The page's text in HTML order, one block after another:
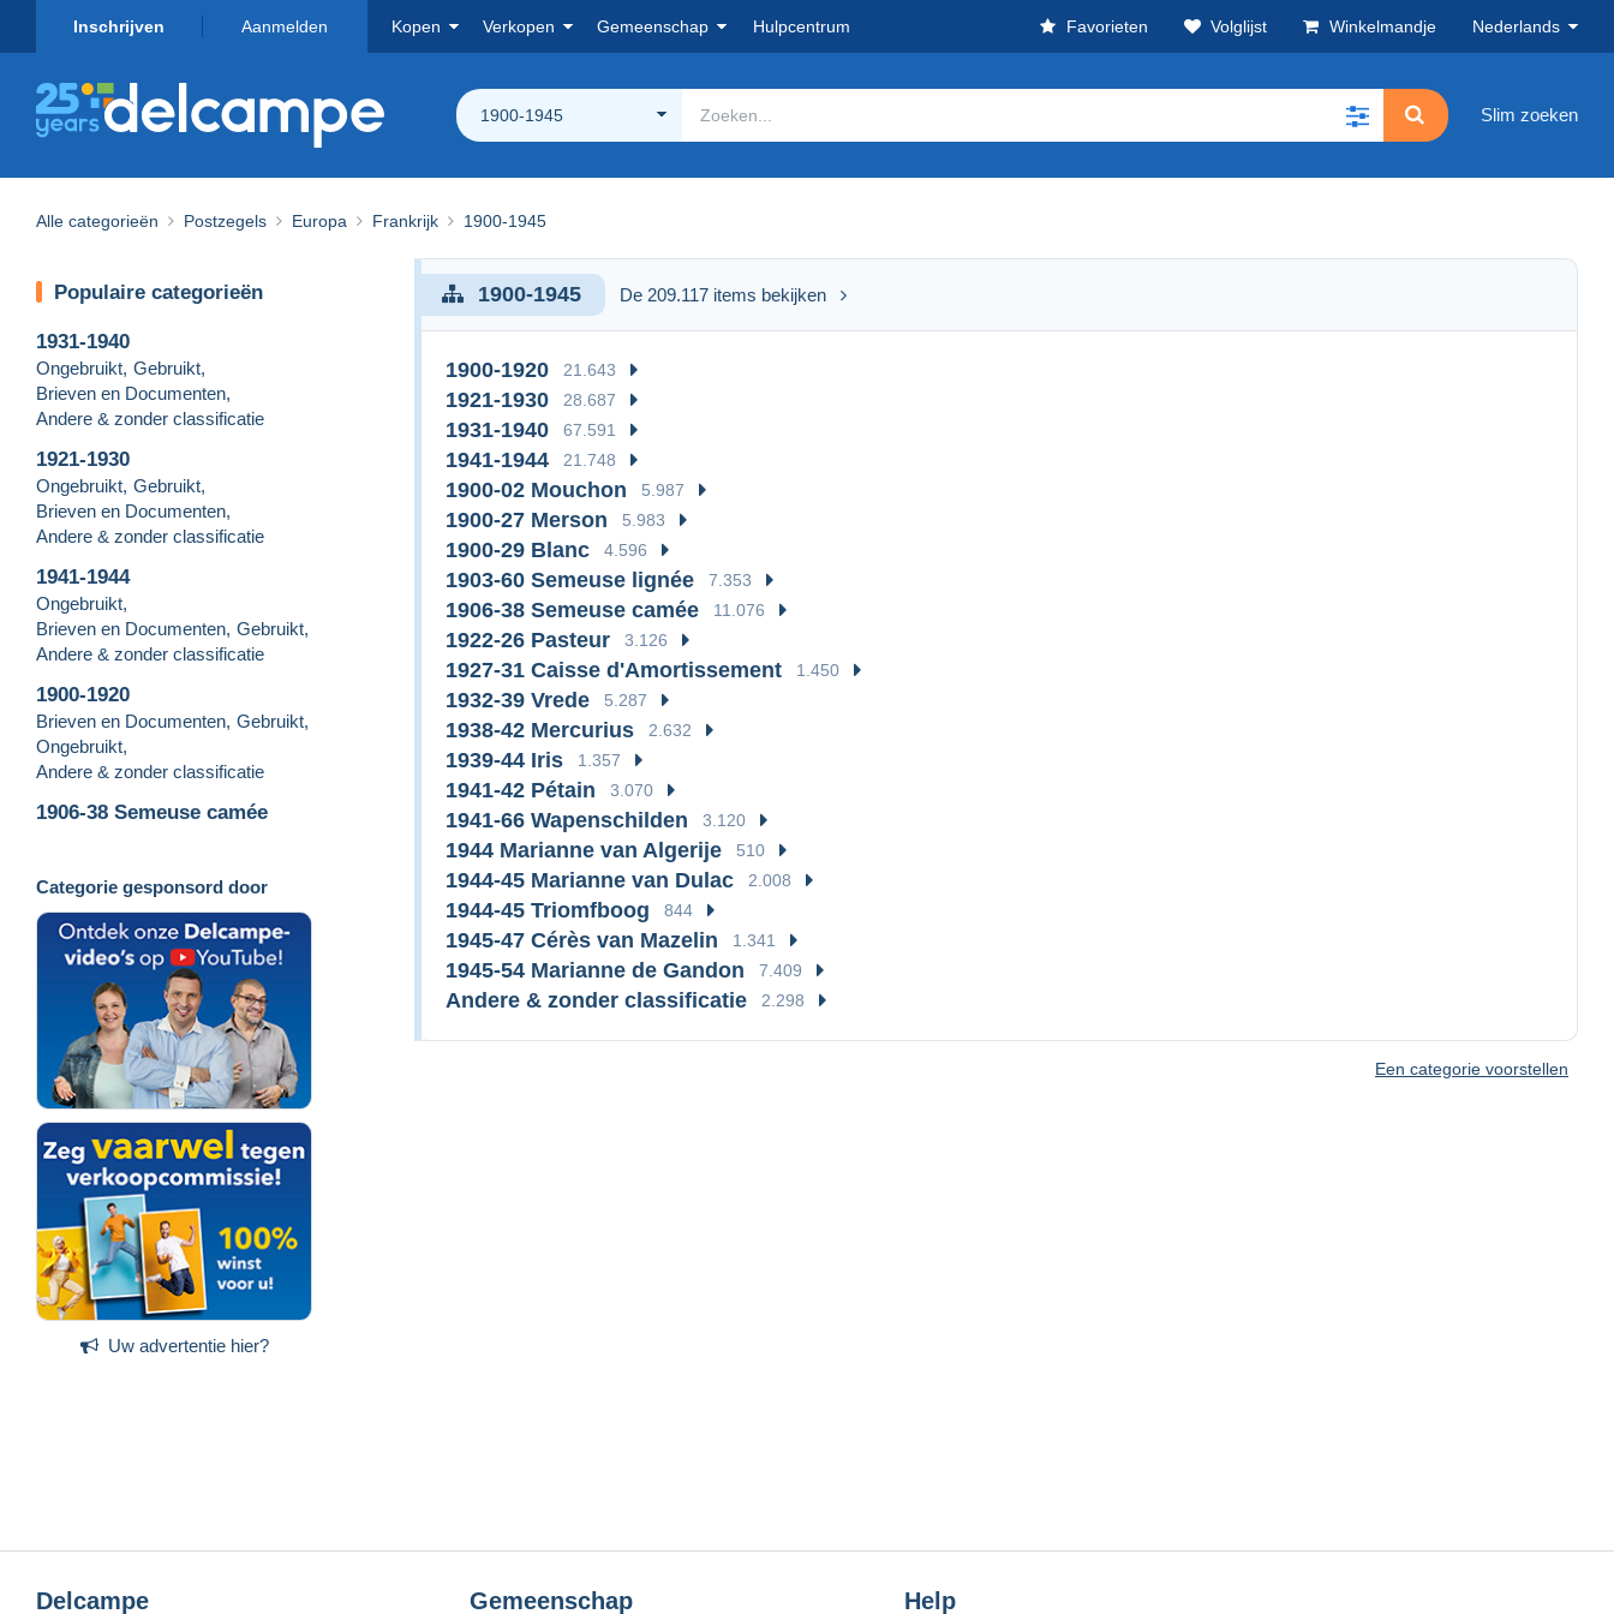
Inschrijven Aanmelden Kopen Verkopen Gemeenschap Hulpcentrum Favorieten Volglijst Winkelmandje Nederlands
1900-1945 Slim zoeken
Alle categorieën Postzegels Europa Frankrijk 1900-1945
Populaire categorieën
1931-1940
Ongebruikt, Gebruikt,
Brieven en Documenten,
Andere & zonder classificatie
1921-1930
Ongebruikt, Gebruikt,
Brieven en Documenten,
Andere & zonder classificatie
1941-1944
Ongebruikt,
Brieven en Documenten, Gebruikt,
Andere & zonder classificatie
1900-1920
Brieven en Documenten, Gebruikt,
Ongebruikt,
Andere & zonder classificatie
1906-38 Semeuse camée
Categorie gesponsord door
Uw advertentie hier?
1900-1945 De 209.117 items bekijken
1900-1920 21.643
1921-1930 28.687
1931-1940 67.591
1941-1944 21.748
1900-02 Mouchon 5.987
1900-27 Merson 5.983
1900-29 Blanc 4.596
1903-60 Semeuse lignée 7.353
1906-38 Semeuse camée 11.076
1922-26 Pasteur 3.126
1927-31 Caisse d'Amortissement 1.450
1932-39 Vrede 5.287
1938-42 Mercurius 2.632
1939-44 Iris 1.357
1941-42 Pétain 3.070
1941-66 Wapenschilden 3.120
1944 Marianne van Algerije 510
1944-45 Marianne van Dulac 2.008
1944-45 Triomfboog 844
1945-47 Cérès van Mazelin 1.341
1945-54 Marianne de Gandon 7.409
Andere & zonder classificatie 2.298
Een categorie voorstellen
Delcampe Gemeenschap Help